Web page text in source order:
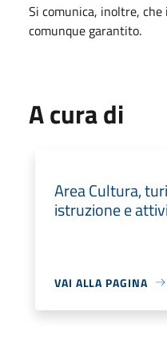
Si comunica, inoltre,
comunque garantito.
A cura di
Area Cultura,
istruzione e
VAI ALLA PAGINA